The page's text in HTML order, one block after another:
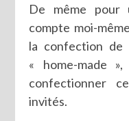
De même pour
compte moi-
la confection de
« home-made
confectionner
invités.